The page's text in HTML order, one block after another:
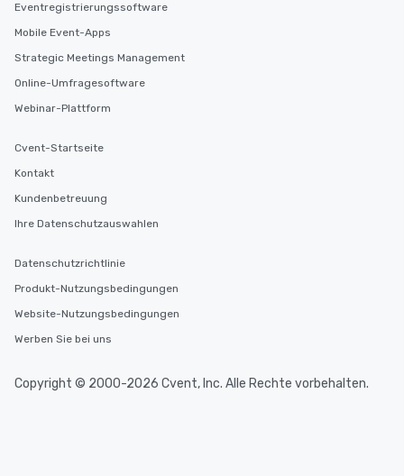
Eventregistrierungssoftware
Mobile Event-Apps
Strategic Meetings Management
Online-Umfragesoftware
Webinar-Plattform
Cvent-Startseite
Kontakt
Kundenbetreuung
Ihre Datenschutzauswahlen
Datenschutzrichtlinie
Produkt-Nutzungsbedingungen
Website-Nutzungsbedingungen
Werben Sie bei uns
Copyright © 2000-2026 Cvent, Inc. Alle Rechte vorbehalten.